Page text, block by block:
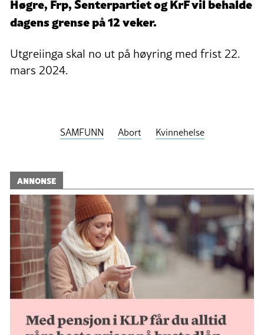
Høgre, Frp, Senterpartiet og KrF vil behalde
dagens grense på 12 veker.
Utgreiinga skal no ut på høyring med frist 22.
mars 2024.
SAMFUNN Abort Kvinnehelse
ANNONSE